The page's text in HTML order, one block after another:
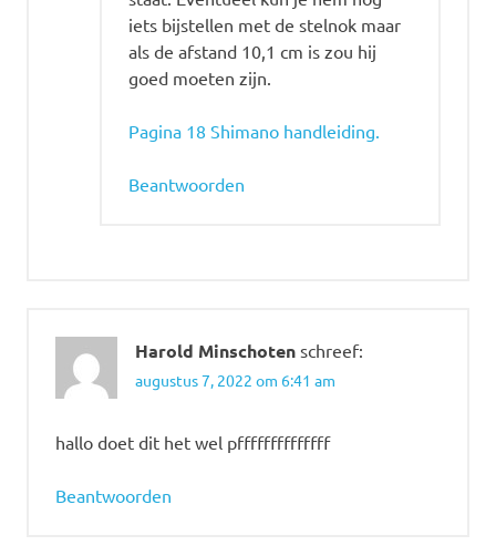
iets bijstellen met de stelnok maar
als de afstand 10,1 cm is zou hij
goed moeten zijn.
Pagina 18 Shimano handleiding.
Beantwoorden
Harold Minschoten schreef:
augustus 7, 2022 om 6:41 am
hallo doet dit het wel pffffffffffffff
Beantwoorden